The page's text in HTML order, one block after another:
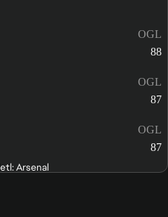
OGL
88
OGL
87
OGL
87
Arsenal